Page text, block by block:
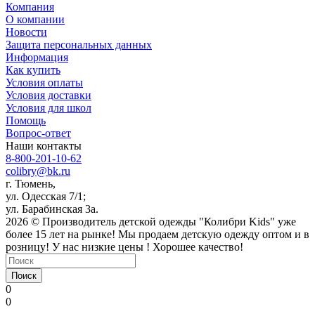
Компания
О компании
Новости
Защита персональных данных
Информация
Как купить
Условия оплаты
Условия доставки
Условия для школ
Помощь
Вопрос-ответ
Наши контакты
8-800-201-10-62
colibry@bk.ru
г. Тюмень,
ул. Одесская 7/1;
ул. Барабинская 3а.
2026 © Производитель детской одежды "Колибри Kids" уже
более 15 лет на рынке! Мы продаем детскую одежду оптом и в
розницу! У нас низкие цены ! Хорошее качество!
Поиск
0
0